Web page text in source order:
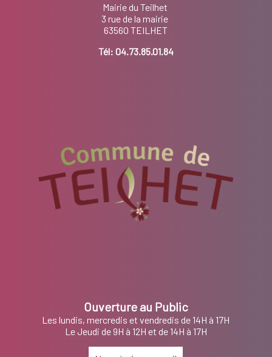
Mairie du Teilhet
3 rue de la mairie
63560 TEILHET
Tél: 04.73.85.01.84
Ouverture au Public
Les lundis, mercredis et vendredis de 14H à 17H
Le Jeudi de 9H à 12H et de 14H à 17H